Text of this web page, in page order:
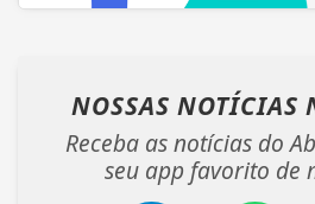
NOSSAS NOTÍCIAS
Receba as notícias do
seu app favorito de